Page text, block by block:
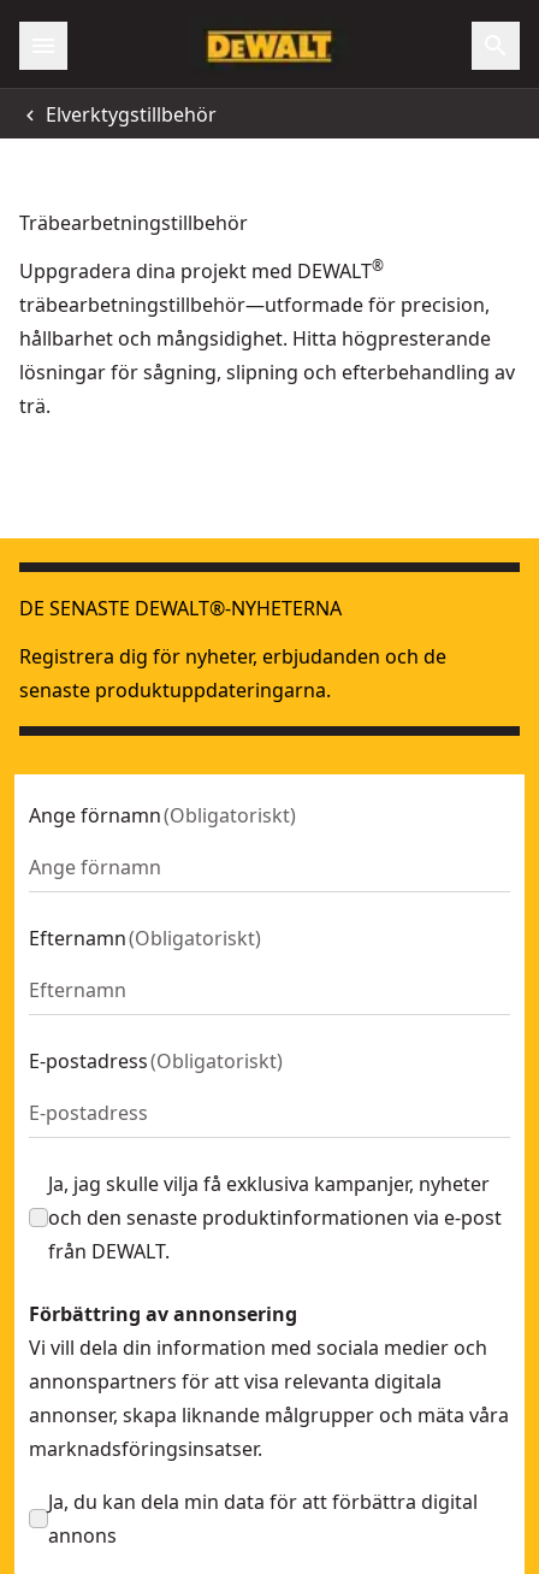
Elverktygstillbehör
Träbearbetningstillbehör
Uppgradera dina projekt med DEWALT®
träbearbetningstillbehör—utformade för precision,
hållbarhet och mångsidighet. Hitta högpresterande
lösningar för sågning, slipning och efterbehandling av
trä.
DE SENASTE DEWALT®-NYHETERNA
Registrera dig för nyheter, erbjudanden och de
senaste produktuppdateringarna.
Ange förnamn(Obligatoriskt)
Efternamn(Obligatoriskt)
E-postadress(Obligatoriskt)
Ja, jag skulle vilja få exklusiva kampanjer, nyheter
och den senaste produktinformationen via e-post
från DEWALT.
Förbättring av annonsering
Vi vill dela din information med sociala medier och
annonspartners för att visa relevanta digitala
annonser, skapa liknande målgrupper och mäta våra
marknadsföringsinsatser.
Ja, du kan dela min data för att förbättra digital
annons